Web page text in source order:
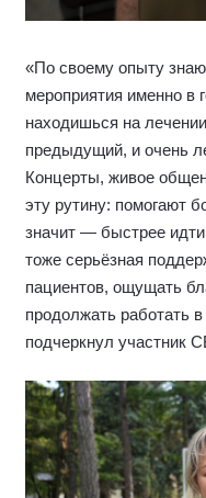
«По своему опыту
мероприятия именно в
находишься на
предыдущий, и очень
Концерты, живое
эту рутину: помогают
значит — быстрее
тоже серьёзная
пациентов, ощущать
продолжать работать
подчеркнул участник